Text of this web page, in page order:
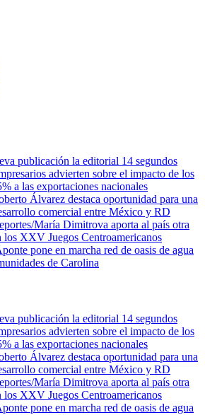
publicación la editorial 14 segundos
advierten sobre el impacto de los
a las exportaciones nacionales
Álvarez destaca oportunidad para una
comercial entre México y RD
María Dimitrova aporta al país otra
los XXV Juegos Centroamericanos
pone en marcha red de oasis de agua
de Carolina
publicación la editorial 14 segundos
advierten sobre el impacto de los
a las exportaciones nacionales
Álvarez destaca oportunidad para una
comercial entre México y RD
María Dimitrova aporta al país otra
los XXV Juegos Centroamericanos
pone en marcha red de oasis de agua